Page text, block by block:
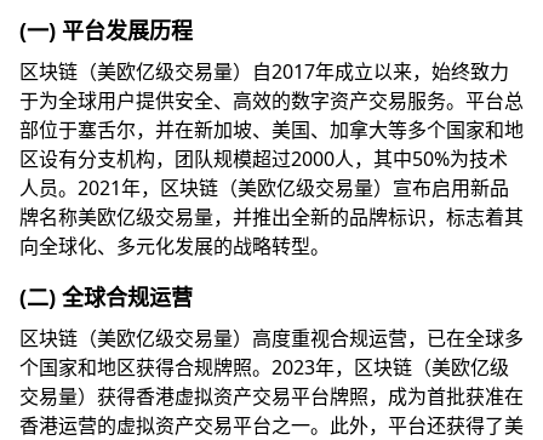
(一) 平台发展历程
区块链（美欧亿级交易量）自2017年成立以来，始终致力
于为全球用户提供安全、高效的数字资产交易服务。平台总
部位于塞舌尔，并在新加坡、美国、加拿大等多个国家和地
区设有分支机构，团队规模超过2000人，其中50%为技术
人员。2021年，区块链（美欧亿级交易量）宣布启用新品
牌名称美欧亿级交易量，并推出全新的品牌标识，标志着其
向全球化、多元化发展的战略转型。
(二) 全球合规运营
区块链（美欧亿级交易量）高度重视合规运营，已在全球多
个国家和地区获得合规牌照。2023年，区块链（美欧亿级
交易量）获得香港虚拟资产交易平台牌照，成为首批获准在
香港运营的虚拟资产交易平台之一。此外，平台还获得了美